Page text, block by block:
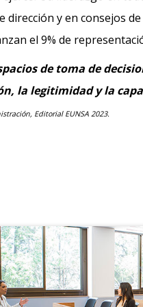
dirección y en consejos
el 9% de
de toma de
la legitimidad y la
Editorial EUNSA 2023.